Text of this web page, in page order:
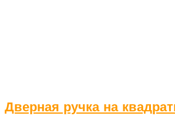
Дверная ручка на